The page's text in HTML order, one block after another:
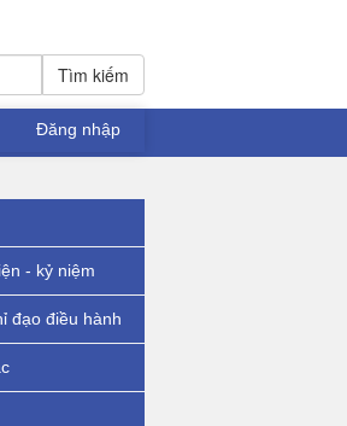
Tìm kiếm
Đăng nhập
- kỷ niệm
đạo điều hành